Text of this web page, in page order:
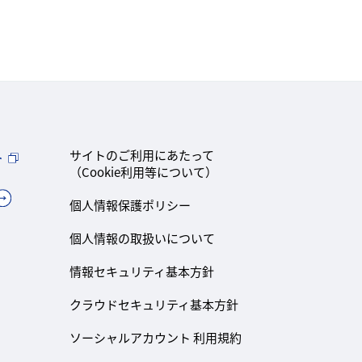
サイトのご利用にあたって
（Cookie利用等について）
個人情報保護ポリシー
個人情報の取扱いについて
情報セキュリティ基本方針
クラウドセキュリティ基本方針
ソーシャルアカウント 利用規約